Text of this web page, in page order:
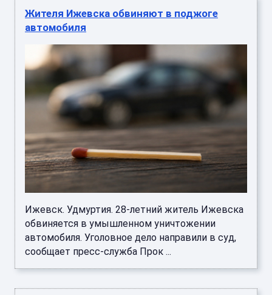
Жителя Ижевска обвиняют в поджоге
автомобиля
Ижевск. Удмуртия. 28-летний житель Ижевска
обвиняется в умышленном уничтожении
автомобиля. Уголовное дело направили в суд,
сообщает пресс-служба Прок ...